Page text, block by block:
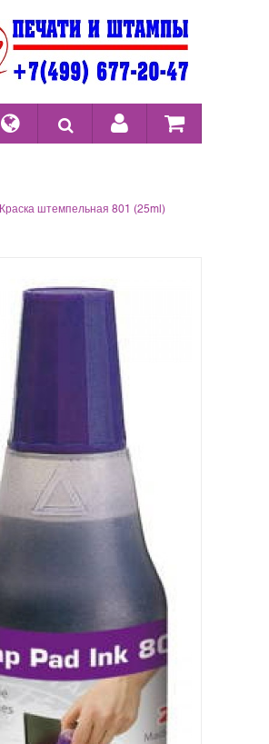
Краска штемпельная 801 (25ml)